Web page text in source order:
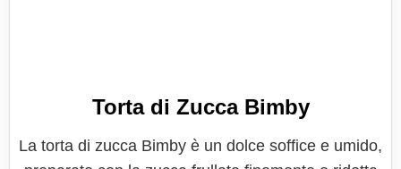
Torta di Zucca Bimby
La torta di zucca Bimby è un dolce soffice e umido,